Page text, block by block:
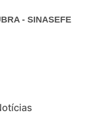
- SINASEFE